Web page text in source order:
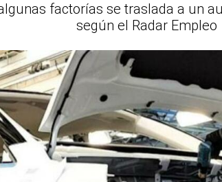
factorías se traslada a un
según el Radar Empleo